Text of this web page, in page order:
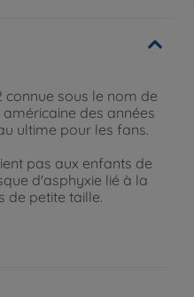
connue sous le nom de
des années
ultime pour les fans.
pas aux enfants de
d'asphyxie lié à la
de petite taille.